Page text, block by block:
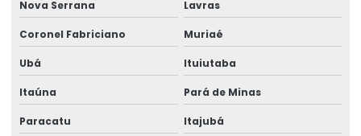
Nova Serrana Lavras
Coronel Fabriciano Muriaé
Ubá Ituiutaba
Itaúna Pará de Minas
Paracatu Itajubá